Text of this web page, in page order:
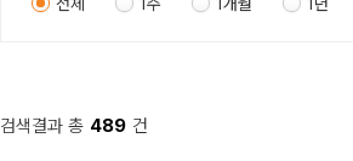
전체 1주 1개월 1년
검색결과 총 489 건